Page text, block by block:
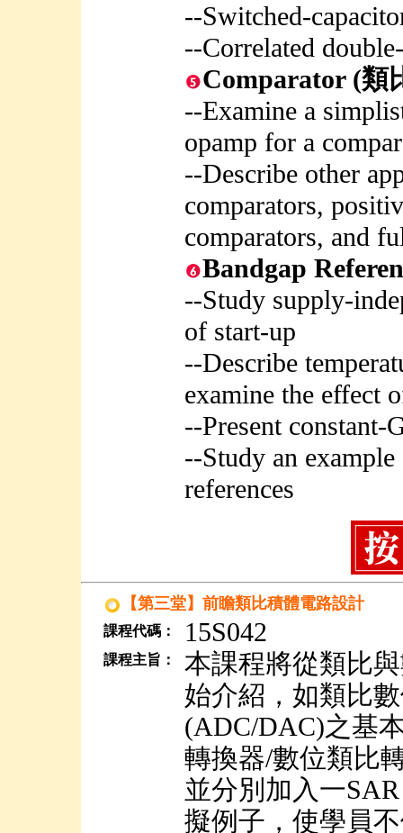
--Switched-
--Correlated
Comparator (類
--Examine a
opamp for a
--Describe other
comparators,
comparators, and
Bandgap
--Study supply-
of start-up
--Describe
examine the effect
--Present constant-
--Study an
references
【第三堂】前瞻類比積體電路設計
課程代碼： 15S042
課程主旨：
本課程將從類比
始介紹，如類比
(ADC/DAC)之基
轉換器/數位類比
並分別加入一
擬例子，使學員